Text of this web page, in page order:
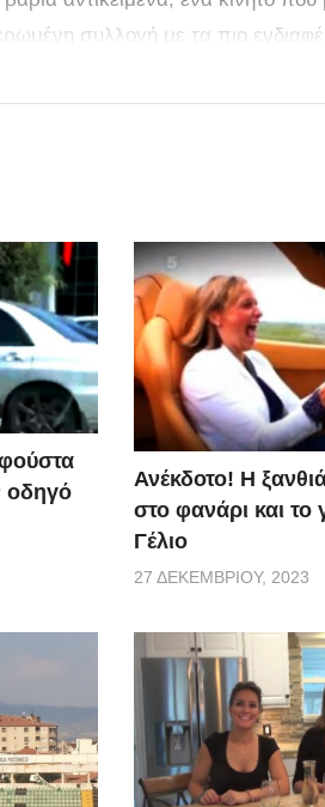
συλλογή με τα πιο
οδηγό
Ανέκδοτο! Η
στο φανάρι και το
Γέλιο
27 ΔΕΚΕΜΒΡΊΟΥ, 2023